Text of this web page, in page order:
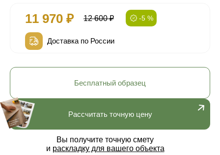
11 970 ₽ 12 600 ₽ -5 %
Доставка по России
Рассчитать точную цену
Вы получите точную смету
и раскладку для вашего объекта
Бесплатный образец